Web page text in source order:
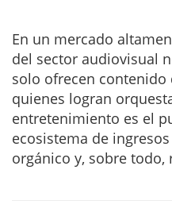
En un mercado
del sector audiovisual
solo ofrecen contenido
quienes logran
entretenimiento es el
ecosistema de
orgánico y, sobre todo,